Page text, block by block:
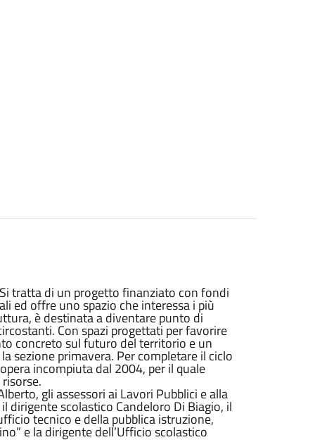
tratta di un progetto finanziato con fondi
ed offre uno spazio che interessa i più
è destinata a diventare punto di
Con spazi progettati per favorire
concreto sul futuro del territorio e un
sezione primavera. Per completare il ciclo
incompiuta dal 2004, per il quale
gli assessori ai Lavori Pubblici e alla
dirigente scolastico Candeloro Di Biagio, il
tecnico e della pubblica istruzione,
e la dirigente dell’Ufficio scolastico